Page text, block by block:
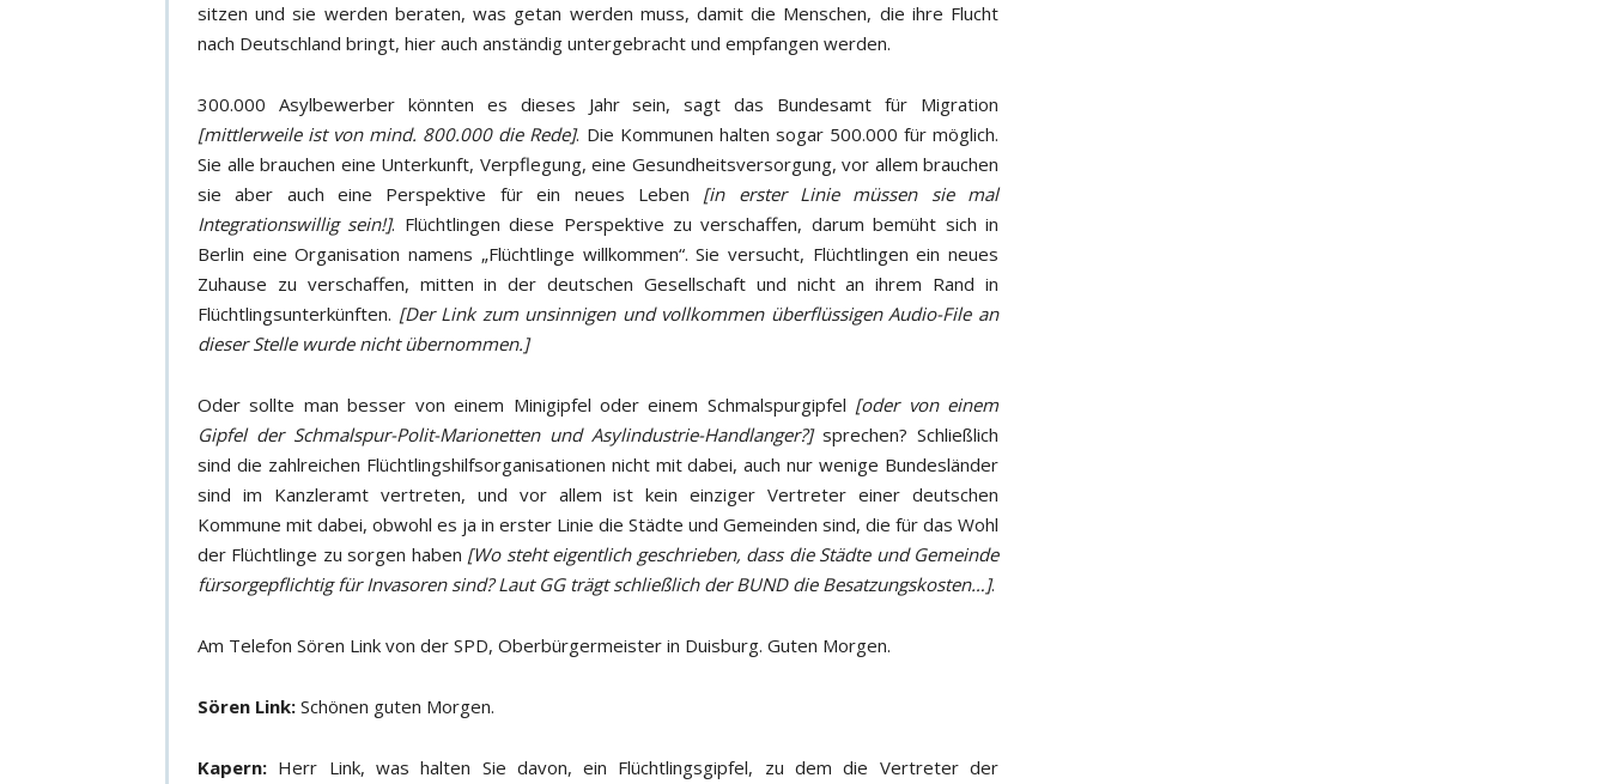
sitzen und sie werden beraten, was getan werden muss, damit die Menschen, die ihre Flucht
nach Deutschland bringt, hier auch anständig untergebracht und empfangen werden.
300.000 Asylbewerber könnten es dieses Jahr sein, sagt das Bundesamt für Migration
[mittlerweile ist von mind. 800.000 die Rede]. Die Kommunen halten sogar 500.000 für möglich.
Sie alle brauchen eine Unterkunft, Verpflegung, eine Gesundheitsversorgung, vor allem brauchen
sie aber auch eine Perspektive für ein neues Leben [in erster Linie müssen sie mal
Integrationswillig sein!]. Flüchtlingen diese Perspektive zu verschaffen, darum bemüht sich in
Berlin eine Organisation namens „Flüchtlinge willkommen“. Sie versucht, Flüchtlingen ein neues
Zuhause zu verschaffen, mitten in der deutschen Gesellschaft und nicht an ihrem Rand in
Flüchtlingsunterkünften. [Der Link zum unsinnigen und vollkommen überflüssigen Audio-File an
dieser Stelle wurde nicht übernommen.]
Oder sollte man besser von einem Minigipfel oder einem Schmalspurgipfel [oder von einem
Gipfel der Schmalspur-Polit-Marionetten und Asylindustrie-Handlanger?]sprechen? Schließlich
sind die zahlreichen Flüchtlingshilfsorganisationen nicht mit dabei, auch nur wenige Bundesländer
sind im Kanzleramt vertreten, und vor allem ist kein einziger Vertreter einer deutschen
Kommune mit dabei, obwohl es ja in erster Linie die Städte und Gemeinden sind, die für das Wohl
der Flüchtlinge zu sorgen haben [Wo steht eigentlich geschrieben, dass die Städte und Gemeinde
fürsorgepflichtig für Invasoren sind? Laut GG trägt schließlich der BUND die Besatzungskosten…].
Am Telefon Sören Link von der SPD, Oberbürgermeister in Duisburg. Guten Morgen.
Sören Link: Schönen guten Morgen.
Kapern: Herr Link, was halten Sie davon, ein Flüchtlingsgipfel, zu dem die Vertreter der